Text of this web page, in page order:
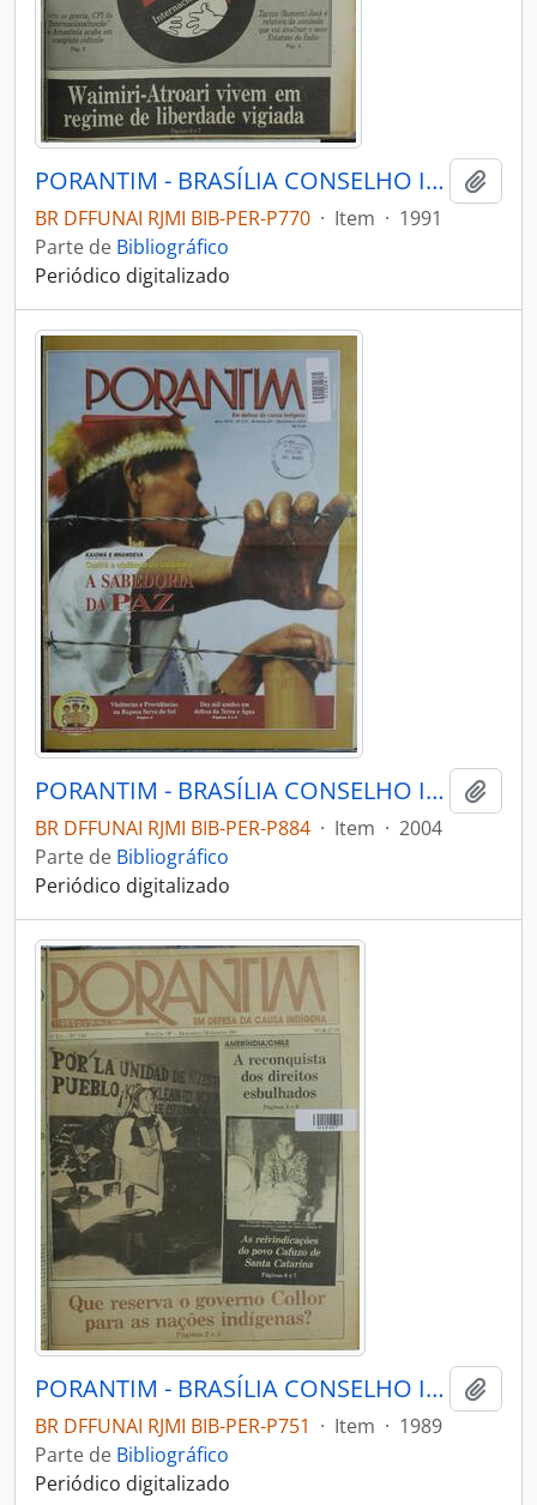
PORANTIM - BRASÍLIA CONSELHO INDIGENISTA MISSIONÁRIO - 1991 - Nº144
BR DFFUNAI RJMI BIB-PER-P770 · Item · 1991
Parte de Bibliográfico
Periódico digitalizado
PORANTIM - BRASÍLIA CONSELHO INDIGENISTA MISSIONÁRIO - 2004 - Nº271
BR DFFUNAI RJMI BIB-PER-P884 · Item · 2004
Parte de Bibliográfico
Periódico digitalizado
PORANTIM - BRASÍLIA CONSELHO INDIGENISTA MISSIONÁRIO - 1989 - Nº124
BR DFFUNAI RJMI BIB-PER-P751 · Item · 1989
Parte de Bibliográfico
Periódico digitalizado